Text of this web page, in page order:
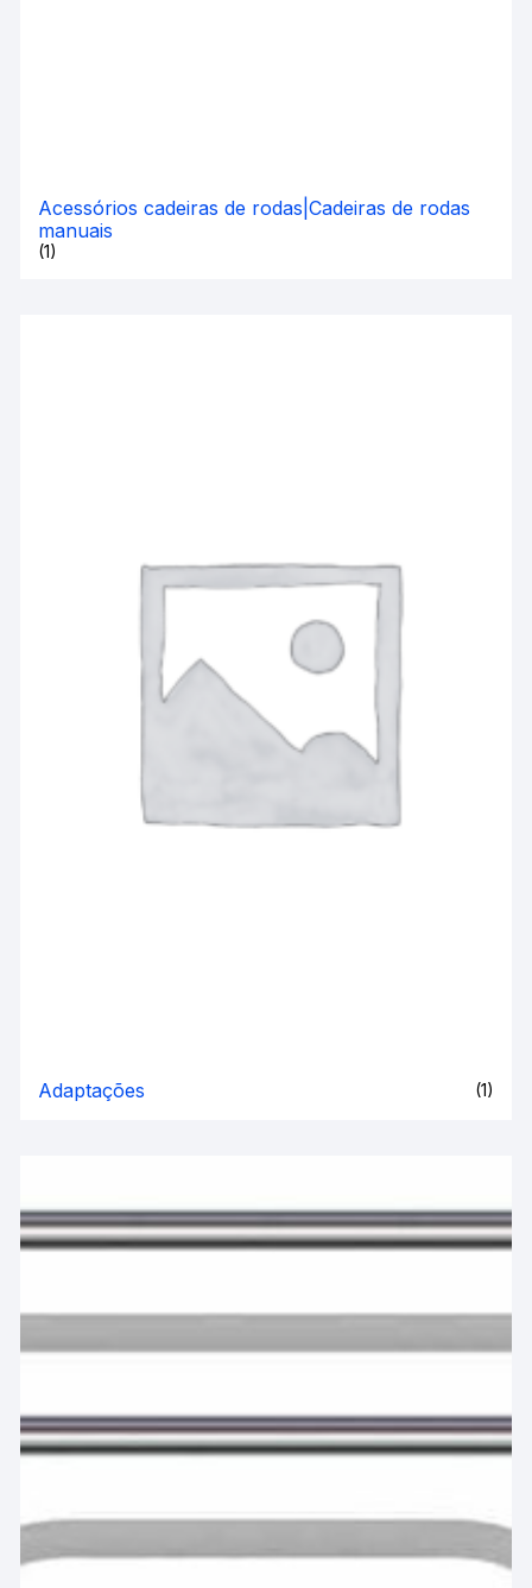
Acessórios cadeiras de rodas|Cadeiras de rodas
manuais
(1)
Adaptações (1)